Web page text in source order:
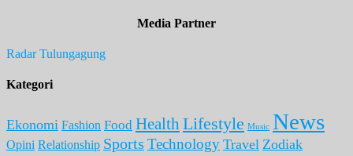
Media Partner
Radar Tulungagung
Kategori
Ekonomi Fashion Food Health Lifestyle Music News
Opini Relationship Sports Technology Travel Zodiak